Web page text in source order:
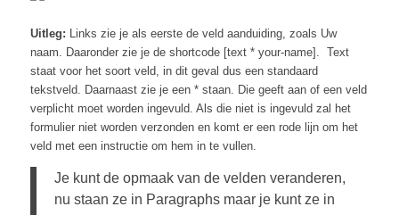
Uitleg: Links zie je als eerste de veld aanduiding, zoals Uw
naam. Daaronder zie je de shortcode [text * your-name]. Text
staat voor het soort veld, in dit geval dus een standaard
tekstveld. Daarnaast zie je een * staan. Die geeft aan of een veld
verplicht moet worden ingevuld. Als die niet is ingevuld zal het
formulier niet worden verzonden en komt er een rode lijn om het
veld met een instructie om hem in te vullen.
Je kunt de opmaak van de velden veranderen,
nu staan ze in Paragraphs maar je kunt ze in